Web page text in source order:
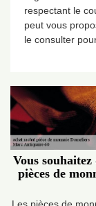
respectant le
peut vous
le consulter
Vous
pièces de
Les pièces de